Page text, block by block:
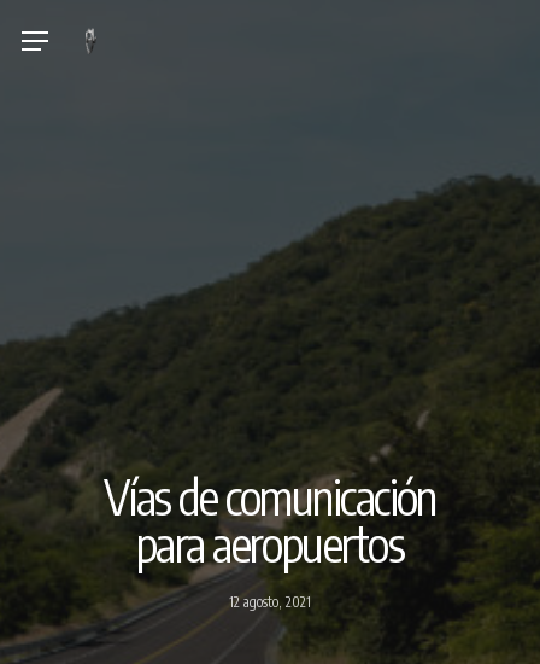
Menu
Vías de comunicación
para aeropuertos
12 agosto, 2021